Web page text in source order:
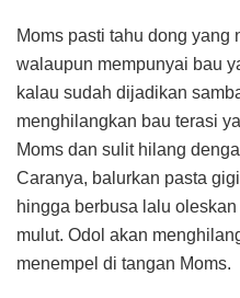
Moms pasti tahu dong yang
walaupun mempunyai bau
kalau sudah dijadikan
menghilangkan bau terasi
Moms dan sulit hilang
Caranya, balurkan pasta
hingga berbusa lalu
mulut. Odol akan
menempel di tangan Moms.